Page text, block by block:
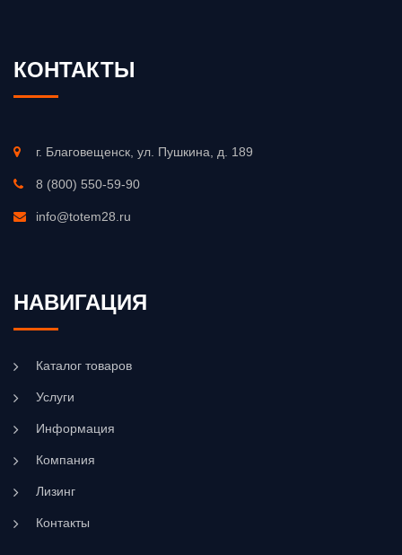
КОНТАКТЫ
г. Благовещенск, ул. Пушкина, д. 189
8 (800) 550-59-90
info@totem28.ru
НАВИГАЦИЯ
Каталог товаров
Услуги
Информация
Компания
Лизинг
Контакты